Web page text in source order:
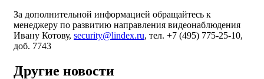
За дополнительной информацией обращайтесь к
менеджеру по развитию направления видеонаблюдения
Ивану Котову, security@lindex.ru, тел. +7 (495) 775-25-10,
доб. 7743
Другие новости